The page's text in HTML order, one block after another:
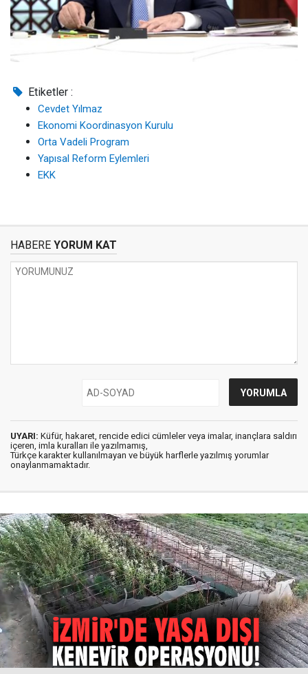
Etiketler :
Cevdet Yılmaz
Ekonomi Koordinasyon Kurulu
Orta Vadeli Program
Yapısal Reform Eylemleri
EKK
HABERE YORUM KAT
UYARI: Küfür, hakaret, rencide edici cümleler veya imalar, inançlara saldırı
içeren, imla kuralları ile yazılmamış,
Türkçe karakter kullanılmayan ve büyük harflerle yazılmış yorumlar
onaylanmamaktadır.